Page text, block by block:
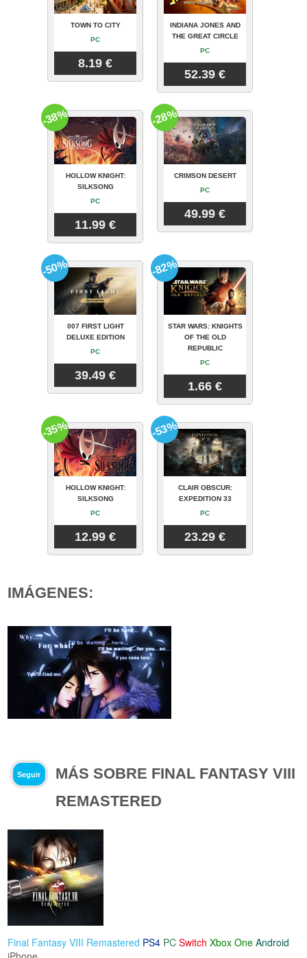
TOWN TO CITY
PC
8.19 €
INDIANA JONES AND
THE GREAT CIRCLE
PC
52.39 €
HOLLOW KNIGHT:
SILKSONG
PC
11.99 €
-38%
CRIMSON DESERT
PC
49.99 €
-28%
007 FIRST LIGHT
DELUXE EDITION
PC
39.49 €
-50%
STAR WARS: KNIGHTS
OF THE OLD
REPUBLIC
PC
1.66 €
-82%
HOLLOW KNIGHT:
SILKSONG
PC
12.99 €
-35%
CLAIR OBSCUR:
EXPEDITION 33
PC
23.29 €
-53%
IMÁGENES:
Seguir
MÁS SOBRE FINAL FANTASY VIII
REMASTERED
Final Fantasy VIII Remastered PS4 PC Switch Xbox One Android